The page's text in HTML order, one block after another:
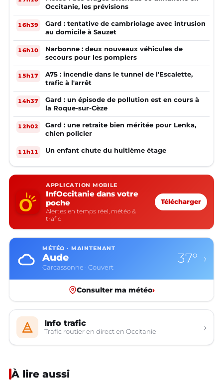
Occitanie, les prévisions
16h39
Gard : tentative de cambriolage avec intrusion
au domicile à Sauzet
16h10
Narbonne : deux nouveaux véhicules de
secours pour les pompiers
15h17
A75 : incendie dans le tunnel de l'Escalette,
trafic à l'arrêt
14h37
Gard : un épisode de pollution est en cours à
la Roque-sur-Cèze
12h02
Gard : une retraite bien méritée pour Lenka,
chien policier
11h11 Un enfant chute du huitième étage
APPLICATION MOBILE
InfOccitanie dans votre
poche
Alertes en temps réel, météo &
trafic
Télécharger
MÉTÉO · MAINTENANT
Aveyron
Rodez · Couvert
34° ›
Consulter ma météo›
Info trafic
Trafic routier en direct en Occitanie ›
À lire aussi